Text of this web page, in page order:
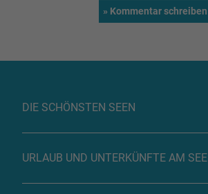
DIE SCHÖNSTEN SEEN
URLAUB UND UNTERKÜNFTE AM SEE